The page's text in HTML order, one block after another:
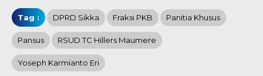
Tag : DPRD Sikka Fraksi PKB Panitia Khusus
Pansus RSUD TC Hillers Maumere
Yoseph Karmianto Eri